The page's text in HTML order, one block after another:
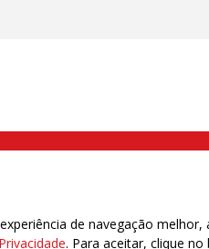
Brás, São Paulo/SP | Telefone (11)
de navegação
. Para aceitar, clique